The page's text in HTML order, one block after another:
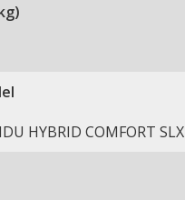
HYBRID COMFORT SLX